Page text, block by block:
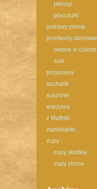
pierogi
placuszki
potrawy zimne
przetwory domowe
owoce w cukrze
soki
przyprawy
sucharki
suszone
warzywa
z Mufinki
zapiekanki
zupy
zupy słodkie
zupy zimne